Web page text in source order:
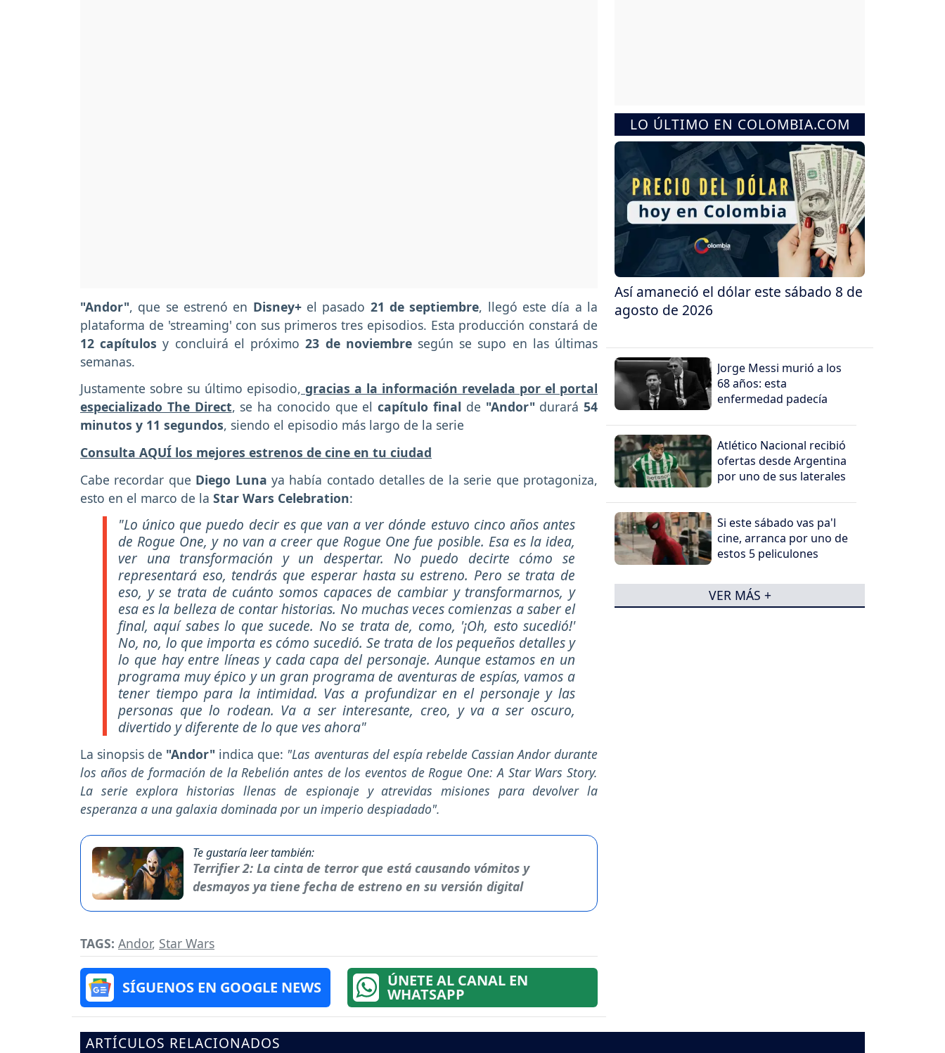
"Andor", que se estrenó en Disney+ el pasado 21 de septiembre, llegó este día a la
plataforma de 'streaming' con sus primeros tres episodios. Esta producción constará de
12 capítulosy concluirá el próximo23 de noviembresegún se supo en las últimas
semanas.
Justamente sobre su último episodio, gracias a la información revelada por el portal
especializado The Direct, se ha conocido que elcapítulo final de "Andor" durará54
minutos y 11 segundos, siendo el episodio más largo de la serie
Consulta AQUÍ los mejores estrenos de cine en tu ciudad
Cabe recordar que Diego Luna ya había contado detalles de la serie que protagoniza,
esto en el marco de la Star Wars Celebration:
"Lo único que puedo decir es que van a ver dónde estuvo cinco años antes
de Rogue One, y no van a creer que Rogue One fue posible. Esa es la idea,
ver una transformación y un despertar. No puedo decirte cómo se
representará eso, tendrás que esperar hasta su estreno. Pero se trata de
eso, y se trata de cuánto somos capaces de cambiar y transformarnos, y
esa es la belleza de contar historias. No muchas veces comienzas a saber el
final, aquí sabes lo que sucede. No se trata de, como, '¡Oh, esto sucedió!'
No, no, lo que importa es cómo sucedió. Se trata de los pequeños detalles y
lo que hay entre líneas y cada capa del personaje. Aunque estamos en un
programa muy épico y un gran programa de aventuras de espías, vamos a
tener tiempo para la intimidad. Vas a profundizar en el personaje y las
personas que lo rodean. Va a ser interesante, creo, y va a ser oscuro,
divertido y diferente de lo que ves ahora"
La sinopsis de "Andor" indica que: "Las aventuras del espía rebelde Cassian Andor durante
los años de formación de la Rebelión antes de los eventos de Rogue One: A Star Wars Story.
La serie explora historias llenas de espionaje y atrevidas misiones para devolver la
esperanza a una galaxia dominada por un imperio despiadado".
Te gustaría leer también:
Terrifier 2: La cinta de terror que está causando vómitos y
desmayos ya tiene fecha de estreno en su versión digital
TAGS: Andor, Star Wars
SÍGUENOS EN GOOGLE NEWS ÚNETE AL CANAL EN
WHATSAPP
LO ÚLTIMO EN COLOMBIA.COM
Así amaneció el dólar este sábado 8 de
agosto de 2026
Jorge Messi murió a los
68 años: esta
enfermedad padecía
Atlético Nacional recibió
ofertas desde Argentina
por uno de sus laterales
Si este sábado vas pa'l
cine, arranca por uno de
estos 5 peliculones
VER MÁS +
ARTÍCULOS RELACIONADOS